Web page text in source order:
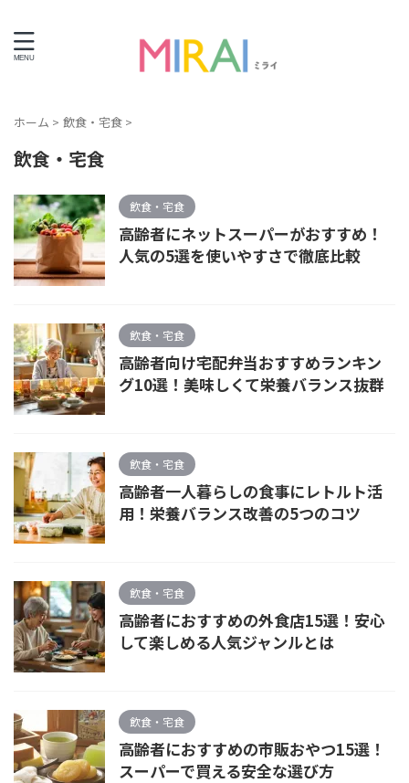
ホーム > 飲食・宅食 >
飲食・宅食
飲食・宅食
高齢者にネットスーパーがおすすめ！
人気の5選を使いやすさで徹底比較
飲食・宅食
高齢者向け宅配弁当おすすめランキン
グ10選！美味しくて栄養バランス抜群
飲食・宅食
高齢者一人暮らしの食事にレトルト活
用！栄養バランス改善の5つのコツ
飲食・宅食
高齢者におすすめの外食店15選！安心
して楽しめる人気ジャンルとは
飲食・宅食
高齢者におすすめの市販おやつ15選！
スーパーで買える安全な選び方